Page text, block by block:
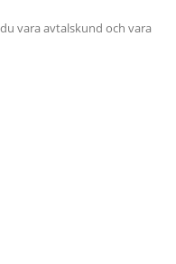
vara avtalskund och vara